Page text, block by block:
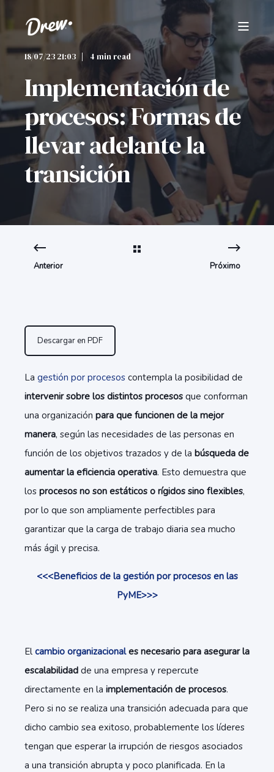
18/07/23 21:03 4 min read
Implementación de
procesos: Formas de
llevar adelante la
transición
Anterior Próximo
Descargar en PDF
La gestión por procesos contempla la posibilidad de
intervenir sobre los distintos procesos que conforman
una organización para que funcionen de la mejor
manera, según las necesidades de las personas en
función de los objetivos trazados y de la búsqueda de
aumentar la eficiencia operativa. Esto demuestra que
los procesos no son estáticos o rígidos sino flexibles,
por lo que son ampliamente perfectibles para
garantizar que la carga de trabajo diaria sea mucho
más ágil y precisa.
<<<Beneficios de la gestión por procesos en las
PyME>>>
El cambio organizacionales necesario para asegurar la
escalabilidad de una empresa y repercute
directamente en la implementación de procesos.
Pero si no se realiza una transición adecuada para que
dicho cambio sea exitoso, probablemente los líderes
tengan que esperar la irrupción de riesgos asociados
a una transición abrupta y poco planificada. En la